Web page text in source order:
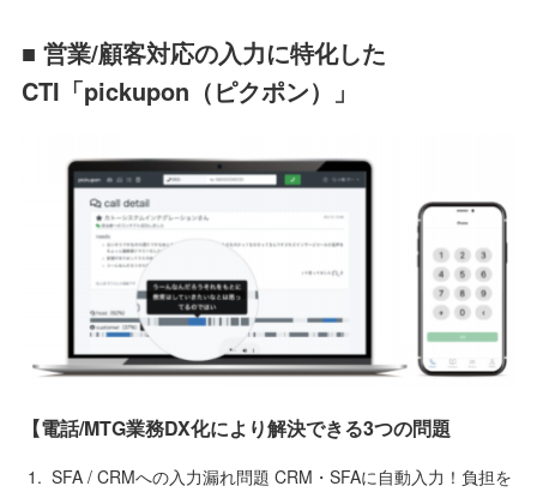
■ 営業/顧客対応の入力に特化した
CTI「pickupon（ピクポン）」
【電話/MTG業務DX化により解決できる3つの問題
SFA / CRMへの入力漏れ問題 CRM・SFAに自動入力！負担を